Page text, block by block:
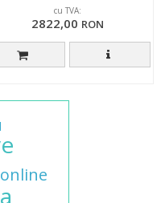
cu TVA:
2822,00 RON
online